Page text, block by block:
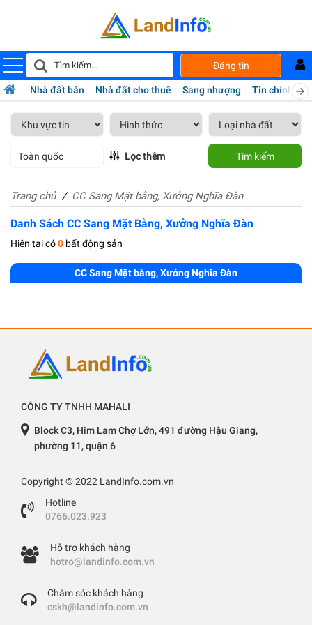
Đăng tin
Nhà đất bán Nhà đất cho thuê Sang nhượng Tin chính chủ
Toàn quốc Lọc thêm Tìm kiếm
Trang chủ CC Sang Mặt bằng, Xưởng Nghĩa Đàn
Danh Sách CC Sang Mặt Bằng, Xưởng Nghĩa Đàn
Hiện tại có0 bất động sản
CC Sang Mặt bằng, Xưởng Nghĩa Đàn
CÔNG TY TNHH MAHALI
Block C3, Him Lam Chợ Lớn, 491 đường Hậu Giang,
phường 11, quận 6
Copyright © 2022 LandInfo.com.vn
Hotline
0766.023.923
Hỗ trợ khách hàng
hotro@landinfo.com.vn
Chăm sóc khách hàng
cskh@landinfo.com.vn